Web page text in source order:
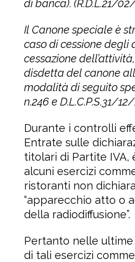
di banca). (R.D.L.21/
Il Canone speciale è
caso di cessione degli
cessazione
disdetta del canone
modalità di seguito
n.246 e D.L.C.P.S.31/12/
Durante i controlli
Entrate sulle
titolari di Partite
alcuni esercizi
ristoranti non
“apparecchio atto o
della radiodiffusione”.
Pertanto nelle
di tali esercizi